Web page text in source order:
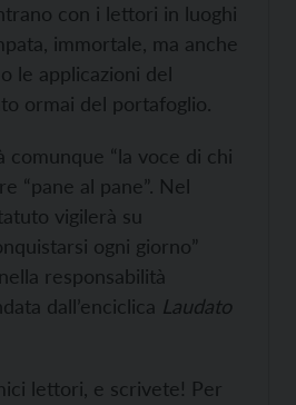
con i lettori in luoghi
immortale, ma anche
le applicazioni del
ormai del portafoglio.
comunque “la voce di chi
“pane al pane”. Nel
vigilerà su
ogni giorno”
responsabilità
dall’enciclica Laudato
lettori, e scrivete! Per